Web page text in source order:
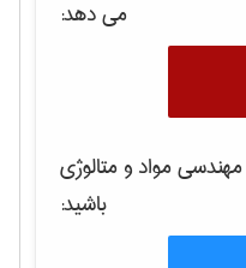
می دهد:
مهندسی مواد و متالوژی
باشید: